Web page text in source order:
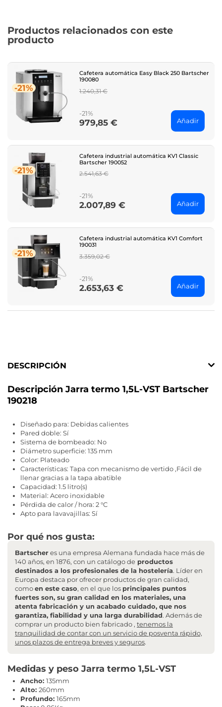
Productos relacionados con este
producto
-21%
Cafetera automática Easy Black 250 Bartscher
190080
Regular
1.240,31 €
-21%
Price
979,85 € Añadir
-21%
Cafetera industrial automática KV1 Classic
Bartscher 190052
Regular
2.541,63 €
-21%
Price
2.007,89 € Añadir
-21%
Cafetera industrial automática KV1 Comfort
190031
Regular
3.359,02 €
-21%
Price
2.653,63 € Añadir
DESCRIPCIÓN
Descripción Jarra termo 1,5L-VST Bartscher
190218
Diseñado para: Debidas calientes
Pared doble: Sí
Sistema de bombeado: No
Diámetro superficie: 135 mm
Color: Plateado
Características: Tapa con mecanismo de vertido ,Fácil de
llenar gracias a la tapa abatible
Capacidad: 1.5 litro(s)
Material: Acero inoxidable
Pérdida de calor / hora: 2 °C
Apto para lavavajillas: Sí
Por qué nos gusta:
Bartscheres una empresa Alemana fundada hace más de
140 años, en 1876, con un catálogo de productos
destinados a los profesionales de la hostelería. Líder en
Europa destaca por ofrecer productos de gran calidad,
comoen este caso, en el que los principales puntos
fuertes son, su gran calidad en los materiales, una
atenta fabricación y un acabado cuidado, que nos
garantiza, fiabilidad y una larga durabilidad. Además de
comprar un producto bien fabricado , tenemos la
tranquilidad de contar con un servicio de posventa rápido,
unos plazos de entrega breves y seguros.
Medidas y peso Jarra termo 1,5L-VST
Ancho: 135mm
Alto: 260mm
Profundo: 165mm